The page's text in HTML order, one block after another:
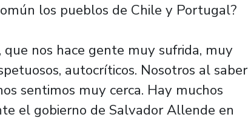
los pueblos de Chile y Portugal?
nos hace gente muy sufrida, muy
autocríticos. Nosotros al saber
sentimos muy cerca. Hay muchos
el gobierno de Salvador Allende en